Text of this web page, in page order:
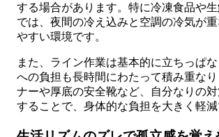
する場合があります。特に冷凍食品や
では、夜間の冷え込みと空調の冷気が重
やすい環境です。
また、ライン作業は基本的に立ちっぱ
への負担も長時間にわたって積み重な
ナーや厚底の安全靴など、自分なりの
することで、身体的な負担を大きく軽減